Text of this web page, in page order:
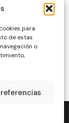
para
de estas
o